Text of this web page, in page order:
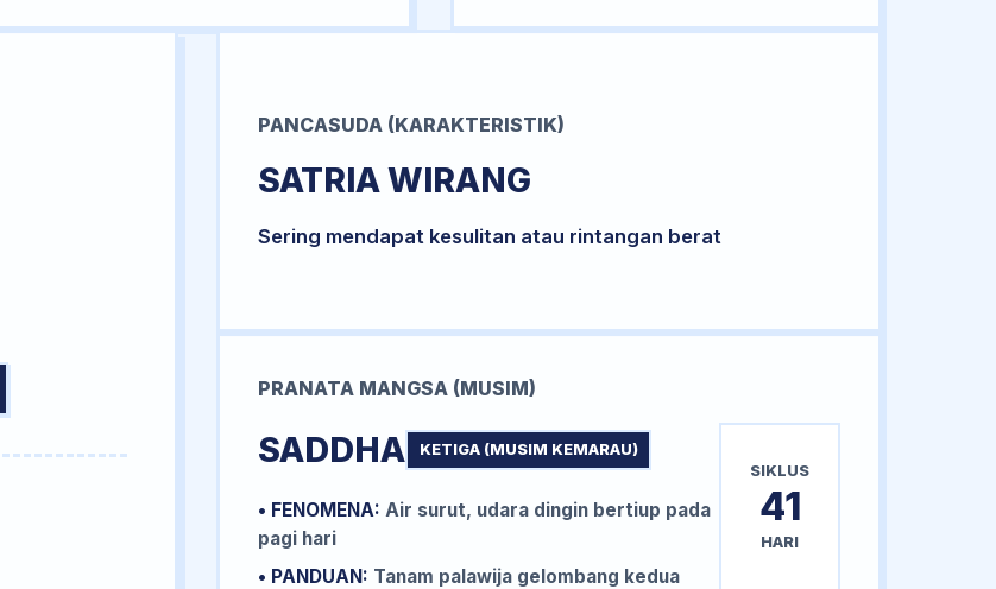
PANCASUDA (KARAKTERISTIK)
SATRIA WIRANG
Sering mendapat kesulitan atau rintangan berat
PRANATA MANGSA (MUSIM)
SADDHA KETIGA (MUSIM KEMARAU)
• FENOMENA: Air surut, udara dingin bertiup pada
pagi hari
• PANDUAN: Tanam palawija gelombang kedua
SIKLUS
41
HARI